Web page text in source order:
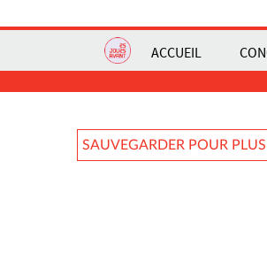
ACCUEIL
SAUVEGARDER POUR